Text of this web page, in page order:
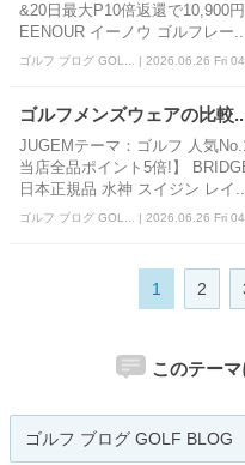
&20日最大P10倍返還で10,900
EENOUR イーノウ ゴルフレー...
ゴルフ ブログ GOL... | 2026.06.26 Fri
ゴルフメンズウェアの比較
JUGEMテーマ：ゴルフ 人気
当店全品ポイント5倍!】
日本正規品 水神 スイジン レイ...
ゴルフ ブログ GOL... | 2026.06.26 Fri
1 2
このテー
ゴルフ ブログ GOLF BLOG